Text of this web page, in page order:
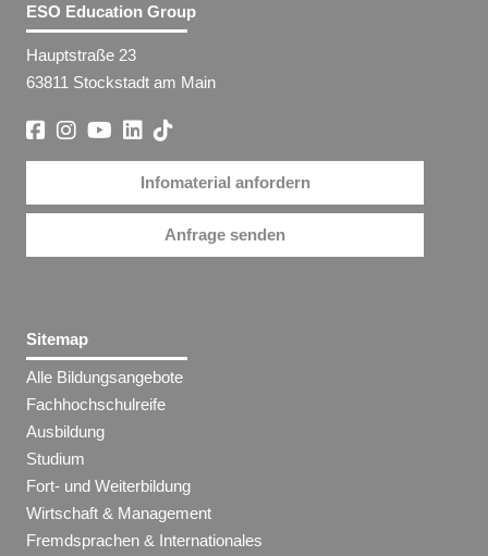
ESO Education Group
Hauptstraße 23
63811 Stockstadt am Main
Infomaterial anfordern
Anfrage senden
Sitemap
Alle Bildungsangebote
Fachhochschulreife
Ausbildung
Studium
Fort- und Weiterbildung
Wirtschaft & Management
Fremdsprachen & Internationales